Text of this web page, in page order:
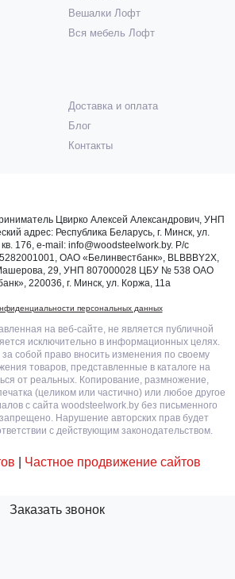
Вешалки Лофт
Вся мебель Лофт
Доставка и оплата
Блог
Контакты
Цвирко Алексей Александрович, УНП
адрес: Республика Беларусь, г. Минск, ул.
176, e-mail: info@woodsteelwork.by. Р/с
ОАО «Белинвестбанк», BLBBBY2X,
Машерова, 29, УНП 807000028 ЦБУ № 538 ОАО
220036, г. Минск, ул. Коржа, 11а
персональных данных
на веб-сайте, не является публичной
исключительно в информационных целях.
собой право вносить изменения по своему
товаров, представленные в каталоге на
от реальных. Копирование, размножение,
(целиком или частично) или любое другое
с сайта woodsteelwork.by без письменного
Нарушение авторских прав будет
с действующим законодательством.
Частное продвижение сайтов
Заказать звонок